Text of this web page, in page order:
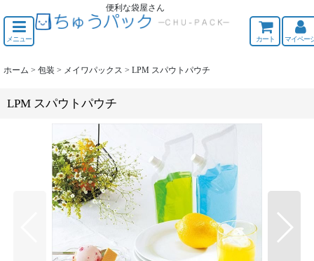
便利な袋屋さん
メニュー カート マイペー
ホーム > 包装 > メイワパックス > LPM スパウトパウチ
LPM スパウトパウチ